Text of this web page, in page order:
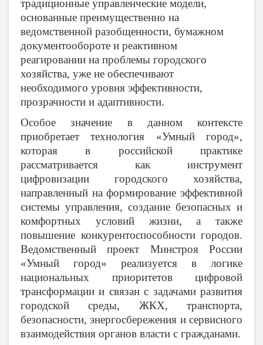
традиционные управленческие модели,
основанные преимущественно на
ведомственной разобщенности, бумажном
документообороте и реактивном
реагировании на проблемы городского
хозяйства, уже не обеспечивают
необходимого уровня эффективности,
прозрачности и адаптивности.
Особое значение в данном контексте
приобретает технология «Умный город»,
которая в российской практике
рассматривается как инструмент
цифровизации городского хозяйства,
направленный на формирование эффективной
системы управления, создание безопасных и
комфортных условий жизни, а также
повышение конкурентоспособности городов.
Ведомственный проект Минстроя России
«Умный город» реализуется в логике
национальных приоритетов цифровой
трансформации и связан с задачами развития
городской среды, ЖКХ, транспорта,
безопасности, энергосбережения и сервисного
взаимодействия органов власти с гражданами.